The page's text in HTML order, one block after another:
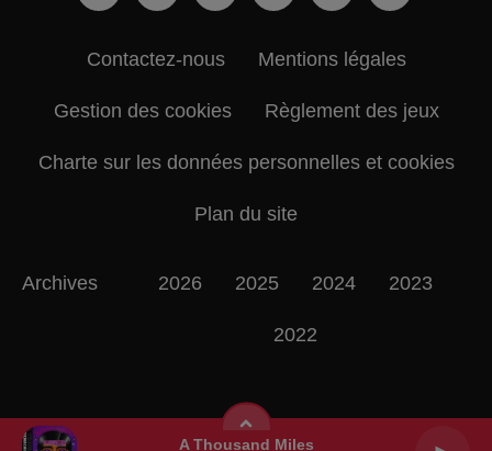
A Thousand Miles
Contactez-nous Mentions légales
Gestion des cookies Règlement des jeux
Charte sur les données personnelles et cookies
Plan du site
Archives 2026 2025 2024 2023
2022